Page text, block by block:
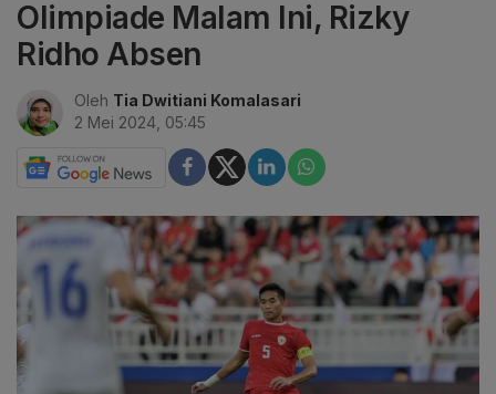
Olimpiade Malam Ini, Rizky
Ridho Absen
Oleh Tia Dwitiani Komalasari
2 Mei 2024, 05:45